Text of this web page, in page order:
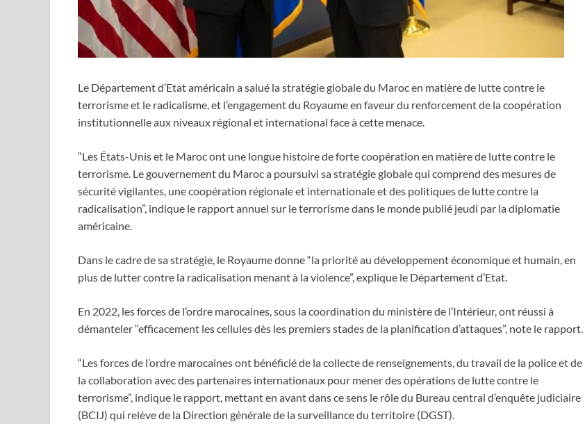
Le Département d’Etat américain a salué la stratégie globale du Maroc en matière de lutte contre le
terrorisme et le radicalisme, et l’engagement du Royaume en faveur du renforcement de la coopération
institutionnelle aux niveaux régional et international face à cette menace.
“Les États-Unis et le Maroc ont une longue histoire de forte coopération en matière de lutte contre le
terrorisme. Le gouvernement du Maroc a poursuivi sa stratégie globale qui comprend des mesures de
sécurité vigilantes, une coopération régionale et internationale et des politiques de lutte contre la
radicalisation”, indique le rapport annuel sur le terrorisme dans le monde publié jeudi par la diplomatie
américaine.
Dans le cadre de sa stratégie, le Royaume donne “la priorité au développement économique et humain, en
plus de lutter contre la radicalisation menant à la violence”, explique le Département d’Etat.
En 2022, les forces de l’ordre marocaines, sous la coordination du ministère de l’Intérieur, ont réussi à
démanteler “efficacement les cellules dès les premiers stades de la planification d’attaques”, note le rapport.
“Les forces de l’ordre marocaines ont bénéficié de la collecte de renseignements, du travail de la police et de
la collaboration avec des partenaires internationaux pour mener des opérations de lutte contre le
terrorisme”, indique le rapport, mettant en avant dans ce sens le rôle du Bureau central d’enquête judiciaire
(BCIJ) qui relève de la Direction générale de la surveillance du territoire (DGST).